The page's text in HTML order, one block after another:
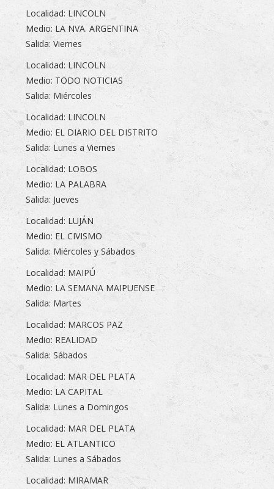
Localidad: LINCOLN
Medio: LA NVA. ARGENTINA
Salida: Viernes
Localidad: LINCOLN
Medio: TODO NOTICIAS
Salida: Miércoles
Localidad: LINCOLN
Medio: EL DIARIO DEL DISTRITO
Salida: Lunes a Viernes
Localidad: LOBOS
Medio: LA PALABRA
Salida: Jueves
Localidad: LUJÁN
Medio: EL CIVISMO
Salida: Miércoles y Sábados
Localidad: MAIPÚ
Medio: LA SEMANA MAIPUENSE
Salida: Martes
Localidad: MARCOS PAZ
Medio: REALIDAD
Salida: Sábados
Localidad: MAR DEL PLATA
Medio: LA CAPITAL
Salida: Lunes a Domingos
Localidad: MAR DEL PLATA
Medio: EL ATLANTICO
Salida: Lunes a Sábados
Localidad: MIRAMAR